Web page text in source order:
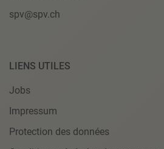
spv@spv.ch
LIENS UTILES
Jobs
Impressum
Protection des données